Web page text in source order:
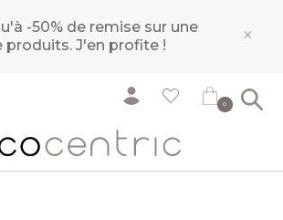
-50% de remise sur une
produits.J'en profite ! ×
0